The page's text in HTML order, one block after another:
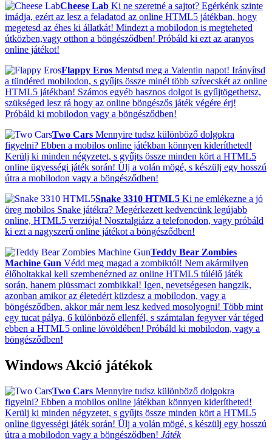
Cheese Lab Ki ne szeretné a sajtot? Egérkénk szinte
imádja, ezért az lesz a feladatod az online HTML5 játékban, hogy
megetesd az éhes ki állatkát! Mindezt a mobilodon is megteheted
útközben,vagy otthon a böngésződben! Próbáld ki ezt az aranyos
online játékot!
Flappy Eros Mentsd meg a Valentin napot! Irányítsd
a tündéred mobilodon, s gyűjts össze minél több szívecskét az online
HTML5 játékban! Számos egyéb hasznos dolgot is gyűjtögethetsz,
szükséged lesz rá hogy az online böngészős játék végére érj!
Próbáld ki mobilodon vagy a böngésződben!
Two Cars Mennyire tudsz különböző dolgokra
figyelni? Ebben a mobilos online játékban könnyen kiderítheted!
Kerülj ki minden négyzetet, s gyűjts össze minden kört a HTML5
online ügyességi játék során! Ülj a volán mögé, s készülj egy hosszú
útra a mobilodon vagy a böngésződben!
Snake 3310 HTML5 Ki ne emlékezne a jó
öreg mobilos Snake játékra? Megérkezett kedvencünk legújabb
online, HTML5 verziója! Nosztalgiázz a telefonodon, vagy próbáld
ki ezt a nagyszerű online játékot a böngésződben!
Teddy Bear Zombies
Machine Gun Védd meg magad a zombiktól! Nem akármilyen
élőholtakkal kell szembenézned az online HTML5 túlélő játék
során, hanem plüssmaci zombikkal! Igen, nevetségesen hangzik,
azonban amikor az életedért küzdesz a mobilodon, vagy a
böngésződben, akkor már nem lesz kedved mosolyogni! Több mint
egy tucat pálya, 6 különböző ellenfél, s számtalan fegyver vár téged
ebben a HTML5 online lövöldében! Próbáld ki mobilodon, vagy a
böngésződben!
Windows Akció játékok
Two Cars Mennyire tudsz különböző dolgokra
figyelni? Ebben a mobilos online játékban könnyen kiderítheted!
Kerülj ki minden négyzetet, s gyűjts össze minden kört a HTML5
online ügyességi játék során! Ülj a volán mögé, s készülj egy hosszú
útra a mobilodon vagy a böngésződben! Játék